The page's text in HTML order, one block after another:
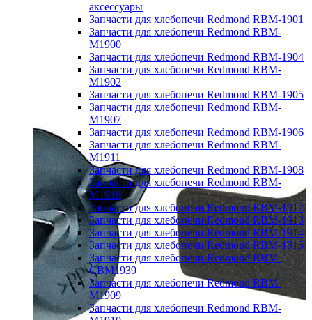
аксессуары
Запчасти для хлебопечи Redmond RBM-1901
Запчасти для хлебопечи Redmond RBM-
M1900
Запчасти для хлебопечи Redmond RBM-1904
Запчасти для хлебопечи Redmond RBM-
M1902
Запчасти для хлебопечи Redmond RBM-1905
Запчасти для хлебопечи Redmond RBM-
M1907
Запчасти для хлебопечи Redmond RBM-1906
Запчасти для хлебопечи Redmond RBM-
M1911
Запчасти для хлебопечи Redmond RBM-1908
Запчасти для хлебопечи Redmond RBM-
M1919
Запчасти для хлебопечи Redmond RBM-1912
Запчасти для хлебопечи Redmond RBM-1913
Запчасти для хлебопечи Redmond RBM-1914
Запчасти для хлебопечи Redmond RBM-1915
Запчасти для хлебопечи Redmond RBM-
CBM1939
Запчасти для хлебопечи Redmond RBM-
M1909
Запчасти для хлебопечи Redmond RBM-